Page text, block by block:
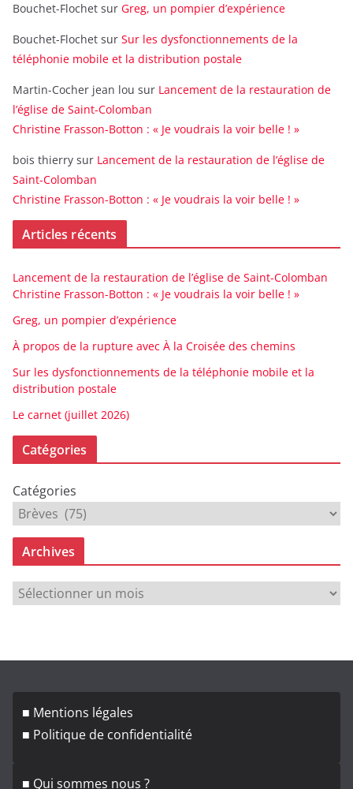
Bouchet-Flochet sur Greg, un pompier d’expérience
Bouchet-Flochet sur Sur les dysfonctionnements de la
téléphonie mobile et la distribution postale
Martin-Cocher jean lou sur Lancement de la restauration de
l’église de Saint-Colomban
Christine Frasson-Botton : « Je voudrais la voir belle ! »
bois thierry sur Lancement de la restauration de l’église de
Saint-Colomban
Christine Frasson-Botton : « Je voudrais la voir belle ! »
Articles récents
Lancement de la restauration de l’église de Saint-Colomban
Christine Frasson-Botton : « Je voudrais la voir belle ! »
Greg, un pompier d’expérience
À propos de la rupture avec À la Croisée des chemins
Sur les dysfonctionnements de la téléphonie mobile et la
distribution postale
Le carnet (juillet 2026)
Catégories
Catégories
Archives
A
h
■ Mentions légales
■ Politique de confidentialité
■ Qui sommes nous ?